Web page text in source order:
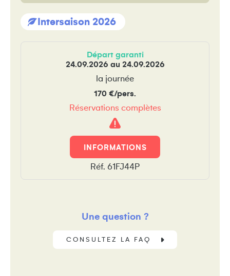
Intersaison 2026
Départ garanti
24.09.2026 au 24.09.2026
la journée
170 €/pers.
Réservations complètes
Attention
!
INFORMATIONS
Réf. 61FJ44P
Une question ?
CONSULTEZ LA FAQ